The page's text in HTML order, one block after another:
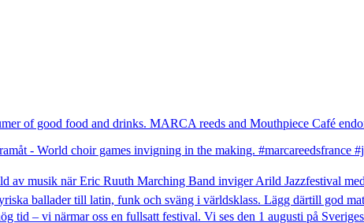
of good food and drinks. MARCA reeds and Mouthpiece Café